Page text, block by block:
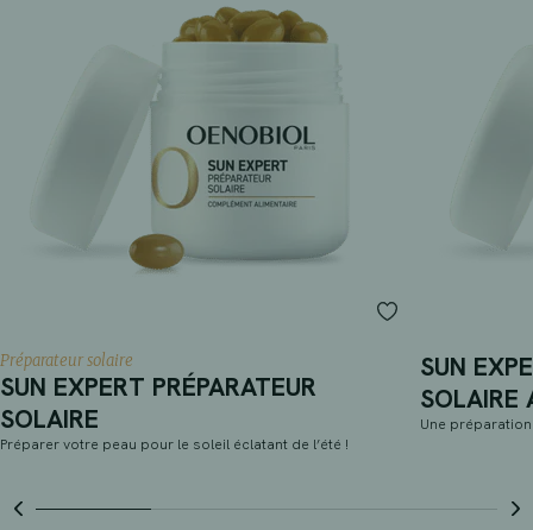
Préparateur solaire
SUN EXPERT PRÉPARATEUR
SOLAIRE
Préparer votre peau pour le soleil éclatant de l’été !
SUN
SOLAIRE
Une